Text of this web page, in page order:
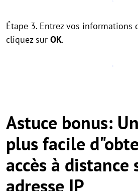
Étape 3. Entrez vos
cliquez sur OK.
Astuce bonus:
plus facile
accès à distance
adresse IP